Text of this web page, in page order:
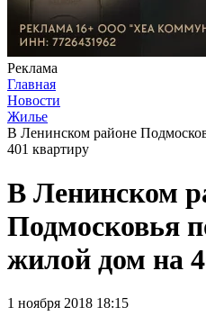
Реклама
Главная
Новости
Жилье
В Ленинском районе
401 квартиру
В Ленинском
Подмосковья
жилой дом на
1 ноября 2018 18:15